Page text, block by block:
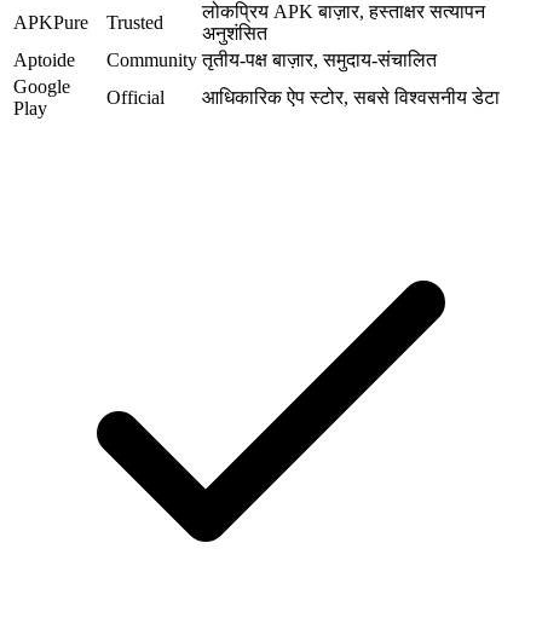
APKPure
Trusted
लोकप्रिय APK बाज़ार, हस्ताक्षर सत्यापन
अनुशंसित
Aptoide
Community तृतीय-पक्ष बाज़ार, समुदाय-संचालित
Google
Play
Official आधिकारिक ऐप स्टोर, सबसे विश्वसनीय डेटा